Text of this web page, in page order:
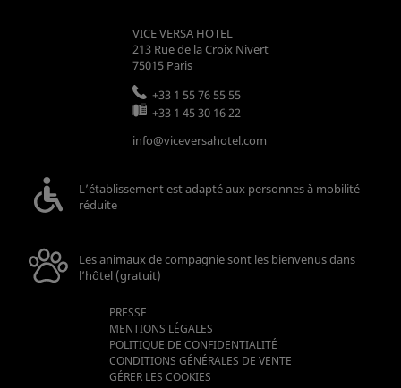
VICE VERSA HOTEL
213 Rue de la Croix Nivert
75015 Paris
+33 1 55 76 55 55
+33 1 45 30 16 22
info@viceversahotel.com
L’établissement est adapté aux personnes à mobilité
réduite
Les animaux de compagnie sont les bienvenus dans
l’hôtel (gratuit)
PRESSE
MENTIONS LÉGALES
POLITIQUE DE CONFIDENTIALITÉ
CONDITIONS GÉNÉRALES DE VENTE
GÉRER LES COOKIES